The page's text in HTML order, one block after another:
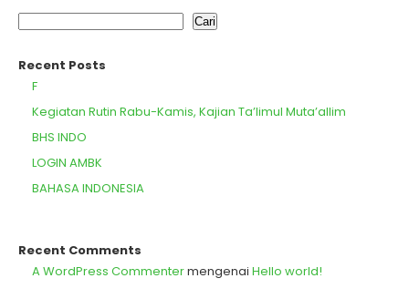
Cari
Recent Posts
F
Kegiatan Rutin Rabu-Kamis, Kajian Ta’limul Muta’allim
BHS INDO
LOGIN AMBK
BAHASA INDONESIA
Recent Comments
A WordPress Commentermengenai Hello world!